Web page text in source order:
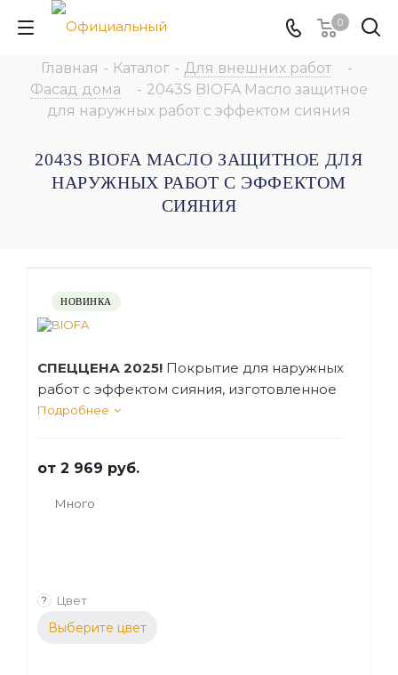
0
Главная - Каталог - Для внешних работ
-
Фасад дома
- 2043S BIOFA Масло защитное
для наружных работ с эффектом сияния
2043S BIOFA МАСЛО ЗАЩИТНОЕ ДЛЯ
НАРУЖНЫХ РАБОТ С ЭФФЕКТОМ
СИЯНИЯ
НОВИНКА
СПЕЦЦЕНА 2025! Покрытие для наружных
работ с эффектом сияния, изготовленное
из натурального сырья. Применяется для
поверхностей, выполненных из любых
сортов древесины.
Подробнее
от 2 969 руб.
Много
? Цвет
Выберите цвет